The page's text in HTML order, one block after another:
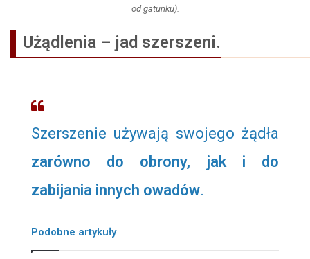
od gatunku).
Użądlenia – jad szerszeni.
Szerszenie używają swojego żądła
zarówno do obrony, jak i do
zabijania innych owadów.
Podobne artykuły